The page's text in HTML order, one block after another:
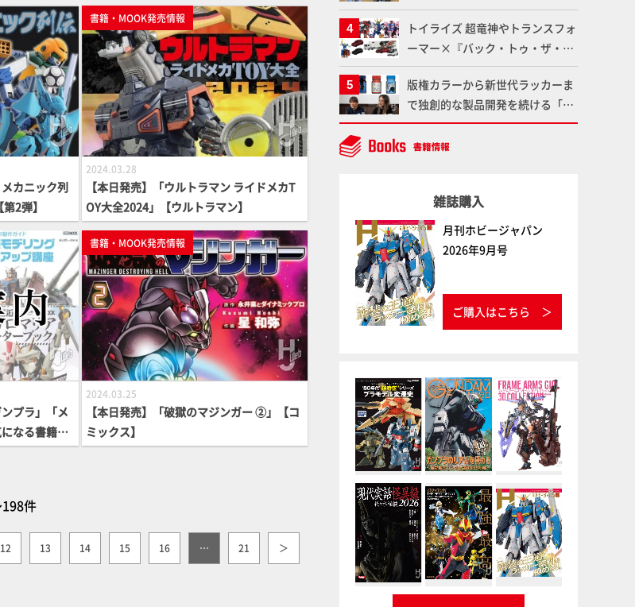
カニック列
2弾】
書籍・MOOK発売情報
2024.03.28
【本日発売】「ウルトラマン ライドメカT
OY大全2024」【ウルトラマン】
プラ」「メ
なる書籍が
書籍・MOOK発売情報
2024.03.25
【本日発売】「破獄のマジンガー ②」【コ
ミックス】
件
12 13 14 15 16 … 21 ＞
屯基地の公式キャラクターとして
誕生した「おまねこ」が着任！け
もプラ公式サイト限定版と通常版
の2ラインで発売！
トイライズ 超竜神やトランスフォ
ーマー×『バック・トゥ・ザ・フ
ューチャー』コラボアイテムな
ど、タカラトミーの注目アイテム
をチェック!!【タカラトミー
NEWITEM】
版権カラーから新世代ラッカーま
で独創的な製品開発を続ける「ガ
イアノーツ」に塗料開発の裏側と
ラッカー塗料の未来についてイン
雑誌購入
月刊ホビージャパン
2026年9月号
ご購入はこちら